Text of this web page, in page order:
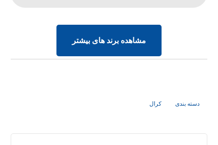
مشاهده برند های بیشتر
دسته بندی کرال